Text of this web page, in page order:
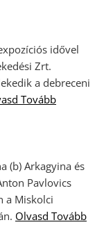
idővel
Zrt.
a debreceni
Tovább
(b) Arkagyina és
Pavlovics
a Miskolci
Olvasd Tovább